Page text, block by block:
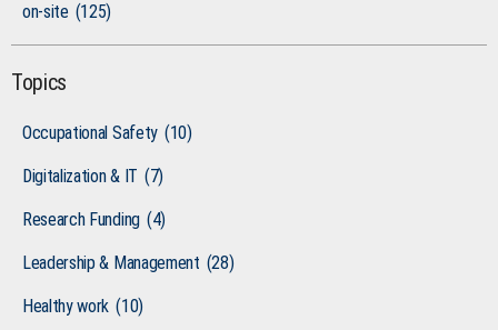
on-site (125)
Topics
Occupational Safety (10)
Digitalization & IT (7)
Research Funding (4)
Leadership & Management (28)
Healthy work (10)